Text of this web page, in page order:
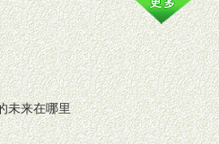
未来在哪里